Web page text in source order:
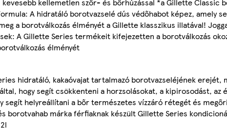
A hidratáló borotvazselé dús védőhabot képez, amely
a borotválkozás élményét a Gillette klasszikus illatával!
A Gillette Series termékeit kifejezetten a borotválkozás
élményét
hidratáló, kakaóvajat tartalmazó borotvazseléjének
hogy segít csökkenteni a horzsolásokat, a kipirosodást,
segít helyreállítani a bőr természetes vízzáró rétegét és
borotvahab márka férfiaknak készült Gillette Series